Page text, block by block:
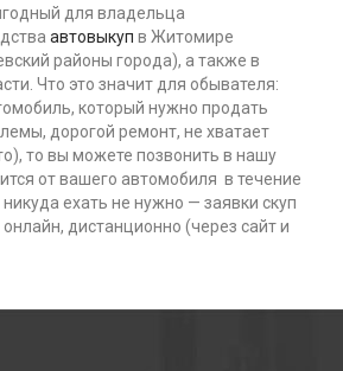
для владельца
автовыкуп в Житомире
районы города), а также в
Что это значит для обывателя:
который нужно продать
дорогой ремонт, не хватает
то вы можете позвонить в нашу
от вашего автомобиля в течение
ехать не нужно — заявки скуп
дистанционно (через сайт и